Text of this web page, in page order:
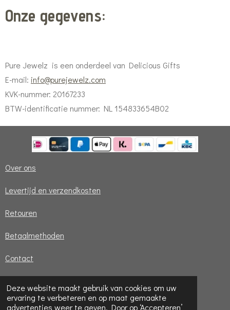
Deze website maakt gebruik van cookies om uw
ervaring te verbeteren en op maat gemaakte
advertenties weer te geven. Door op ‘Accepteren’
Onze gegevens:
Pure Jewelz is een onderdeel van Delicious Gifts
E-mail: info@purejewelz.com
KVK-nummer: 20167233
BTW-identificatie nummer: NL 154833654B02
Over ons
Levertijd en verzendkosten
Retouren
Betaalmethoden
Contact
© 2024 Pure Jewelz